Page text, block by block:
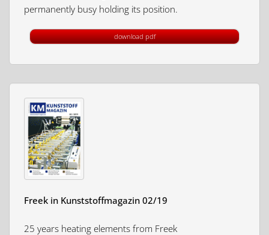
permanently busy holding its position.
download pdf
Freek in Kunststoffmagazin 02/19
25 years heating elements from Freek